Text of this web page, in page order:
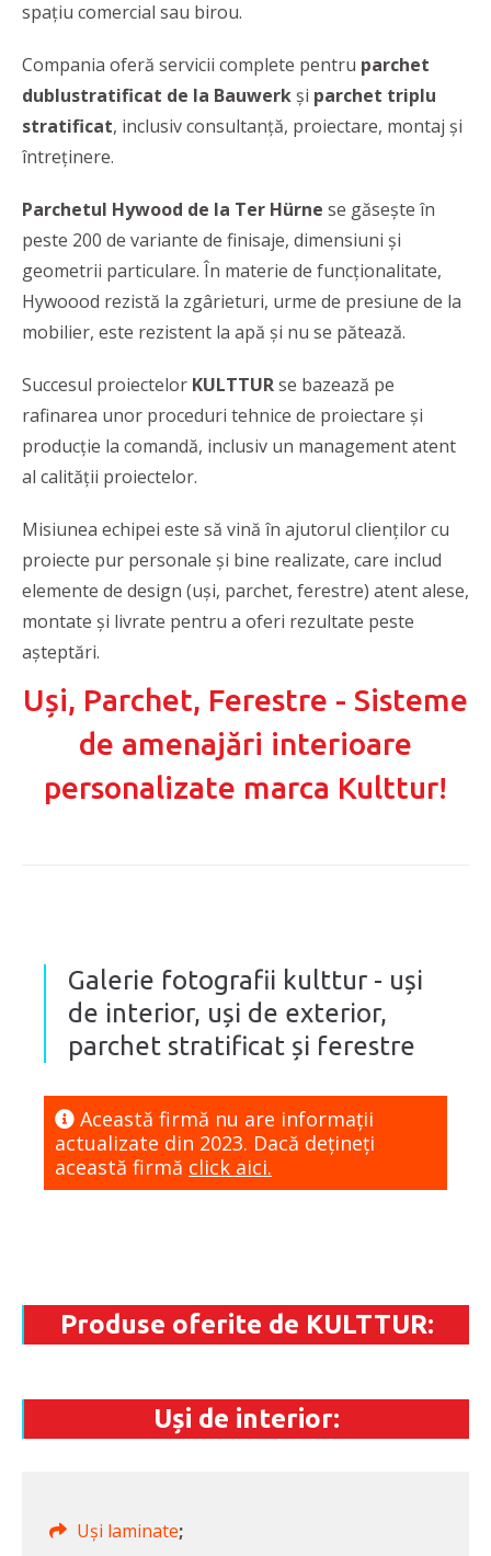
spațiu comercial sau birou.
Compania oferă servicii complete pentru parchet
dublustratificat de la Bauwerk și parchet triplu
stratificat, inclusiv consultanță, proiectare, montaj și
întreținere.
Parchetul Hywood de la Ter Hürne se găsește în
peste 200 de variante de finisaje, dimensiuni și
geometrii particulare. În materie de funcționalitate,
Hywoood rezistă la zgârieturi, urme de presiune de la
mobilier, este rezistent la apă și nu se pătează.
Succesul proiectelor KULTTURse bazează pe
rafinarea unor proceduri tehnice de proiectare și
producție la comandă, inclusiv un management atent
al calității proiectelor.
Misiunea echipei este să vină în ajutorul clienților cu
proiecte pur personale și bine realizate, care includ
elemente de design (uși, parchet, ferestre) atent alese,
montate și livrate pentru a oferi rezultate peste
așteptări.
Uși, Parchet, Ferestre - Sisteme
de amenajări interioare
personalizate marca Kulttur!
Galerie fotografii kulttur - uși
de interior, uși de exterior,
parchet stratificat și ferestre
Această firmă nu are informaţii
actualizate din 2023. Dacă dețineți
această firmă click aici.
Produse oferite de KULTTUR:
Uși de interior:
Uși laminate;